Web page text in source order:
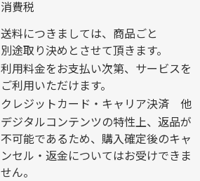
消費税
送料につきましては、商品ごと
別途取り決めとさせて頂きます。
利用料金をお支払い次第、サービスを
ご利用いただけます。
クレジットカード・キャリア決済 他
デジタルコンテンツの特性上、返品が
不可能であるため、購入確定後のキャ
ンセル・返金についてはお受けできま
せん。